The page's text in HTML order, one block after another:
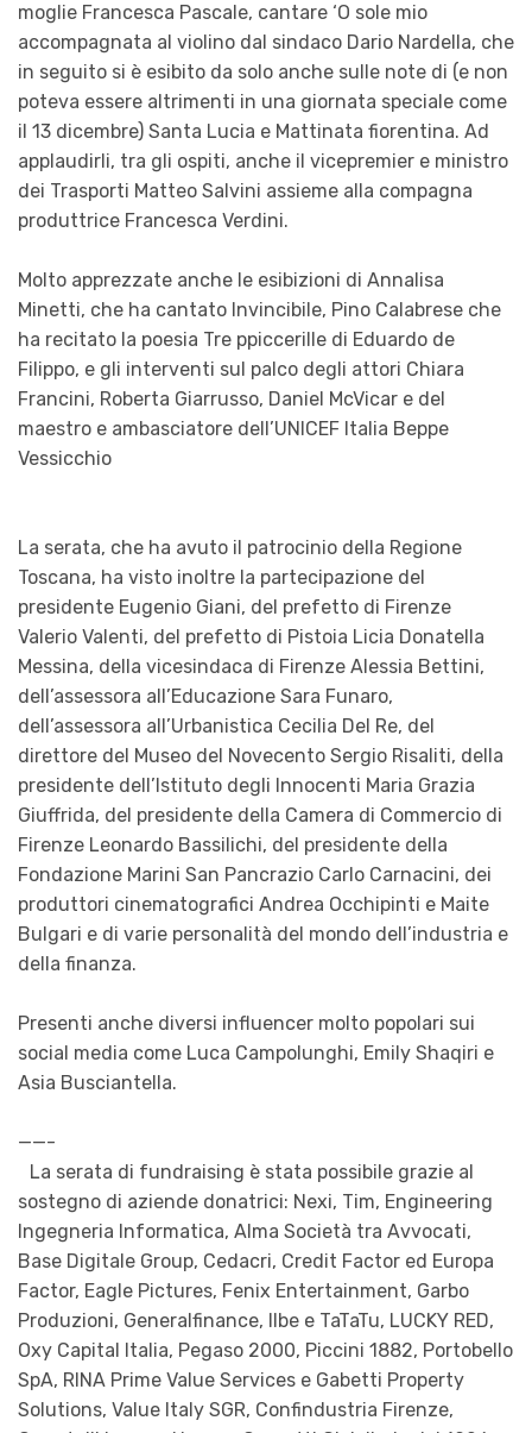
moglie Francesca Pascale, cantare ‘O sole mio
accompagnata al violino dal sindaco Dario Nardella, che
in seguito si è esibito da solo anche sulle note di (e non
poteva essere altrimenti in una giornata speciale come
il 13 dicembre) Santa Lucia e Mattinata fiorentina. Ad
applaudirli, tra gli ospiti, anche il vicepremier e ministro
dei Trasporti Matteo Salvini assieme alla compagna
produttrice Francesca Verdini.
Molto apprezzate anche le esibizioni di Annalisa
Minetti, che ha cantato Invincibile, Pino Calabrese che
ha recitato la poesia Tre ppiccerille di Eduardo de
Filippo, e gli interventi sul palco degli attori Chiara
Francini, Roberta Giarrusso, Daniel McVicar e del
maestro e ambasciatore dell’UNICEF Italia Beppe
Vessicchio
La serata, che ha avuto il patrocinio della Regione
Toscana, ha visto inoltre la partecipazione del
presidente Eugenio Giani, del prefetto di Firenze
Valerio Valenti, del prefetto di Pistoia Licia Donatella
Messina, della vicesindaca di Firenze Alessia Bettini,
dell’assessora all’Educazione Sara Funaro,
dell’assessora all’Urbanistica Cecilia Del Re, del
direttore del Museo del Novecento Sergio Risaliti, della
presidente dell’Istituto degli Innocenti Maria Grazia
Giuffrida, del presidente della Camera di Commercio di
Firenze Leonardo Bassilichi, del presidente della
Fondazione Marini San Pancrazio Carlo Carnacini, dei
produttori cinematografici Andrea Occhipinti e Maite
Bulgari e di varie personalità del mondo dell’industria e
della finanza.
Presenti anche diversi influencer molto popolari sui
social media come Luca Campolunghi, Emily Shaqiri e
Asia Busciantella.
——-
La serata di fundraising è stata possibile grazie al
sostegno di aziende donatrici: Nexi, Tim, Engineering
Ingegneria Informatica, Alma Società tra Avvocati,
Base Digitale Group, Cedacri, Credit Factor ed Europa
Factor, Eagle Pictures, Fenix Entertainment, Garbo
Produzioni, Generalfinance, Ilbe e TaTaTu, LUCKY RED,
Oxy Capital Italia, Pegaso 2000, Piccini 1882, Portobello
SpA, RINA Prime Value Services e Gabetti Property
Solutions, Value Italy SGR, Confindustria Firenze,